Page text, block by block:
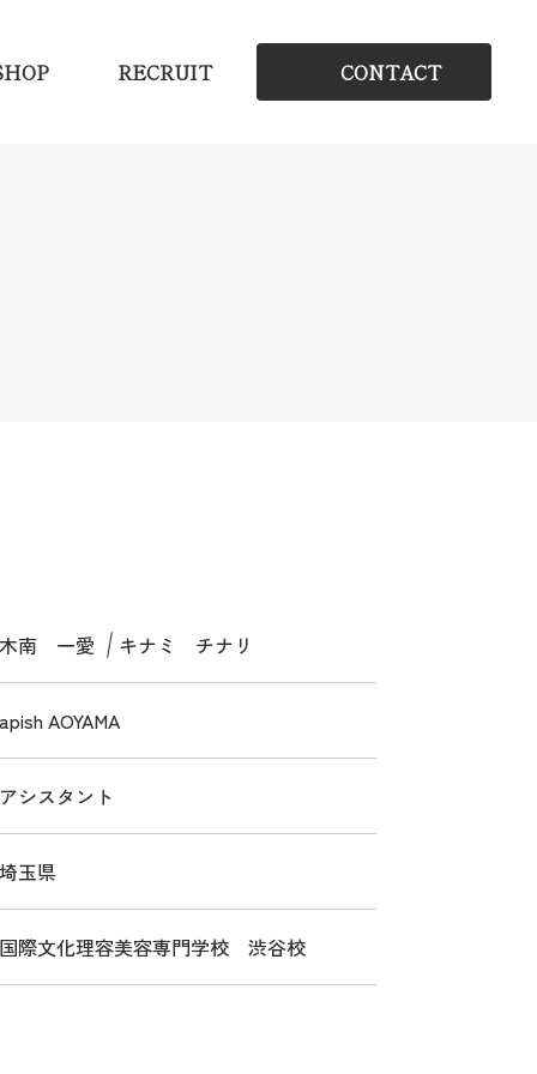
RECRUIT CONTACT
南 一愛 キナミ チナリ
AOYAMA
シスタント
玉県
際文化理容美容専門学校 渋谷校